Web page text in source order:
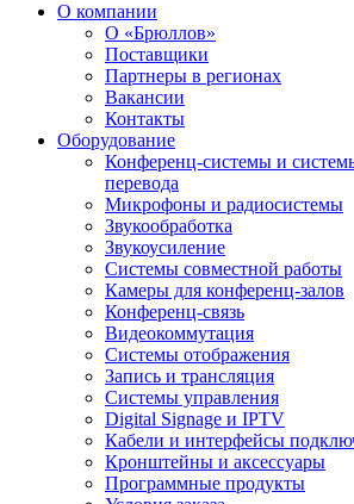
О компании
О «Брюллов»
Поставщики
Партнеры в регионах
Вакансии
Контакты
Оборудование
Конференц-системы и
перевода
Микрофоны и радиосистемы
Звукообработка
Звукоусиление
Системы совместной работы
Камеры для конференц-залов
Конференц-связь
Видеокоммутация
Системы отображения
Запись и трансляция
Системы управления
Digital Signage и IPTV
Кабели и интерфейсы
Кронштейны и аксессуары
Программные продукты